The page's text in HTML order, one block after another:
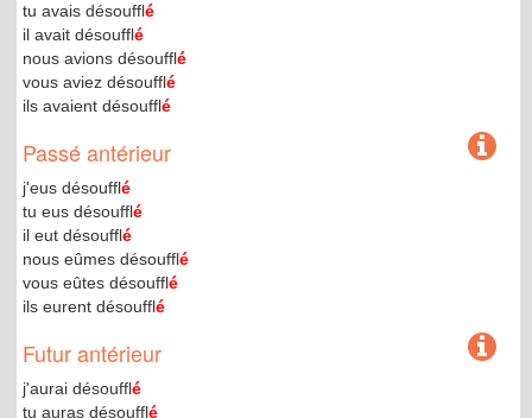
tu avais désoufflé
il avait désoufflé
nous avions désoufflé
vous aviez désoufflé
ils avaient désoufflé
Passé antérieur
j'eus désoufflé
tu eus désoufflé
il eut désoufflé
nous eûmes désoufflé
vous eûtes désoufflé
ils eurent désoufflé
Futur antérieur
j'aurai désoufflé
tu auras désoufflé